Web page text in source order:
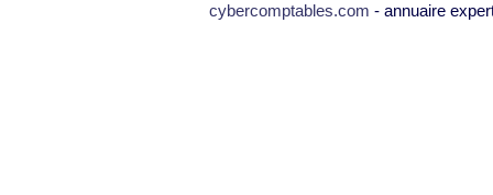
cybercomptables.com - annuaire